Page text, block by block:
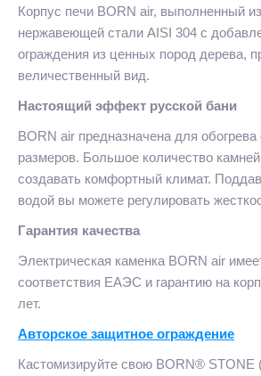
Корпус печи BORN air, выполненный
нержавеющей стали AISI 304 с
ограждения из ценных пород дерева,
величественный вид.
Настоящий эффект русской бани
BORN air предназначена для
размеров. Большое количество
создавать комфортный климат.
водой вы можете регулировать
Гарантия качества
Электрическая каменка BORN air
соответствия ЕАЭС и гарантию на
лет.
Авторское защитное ограждение
Кастомизируйте свою BORN®